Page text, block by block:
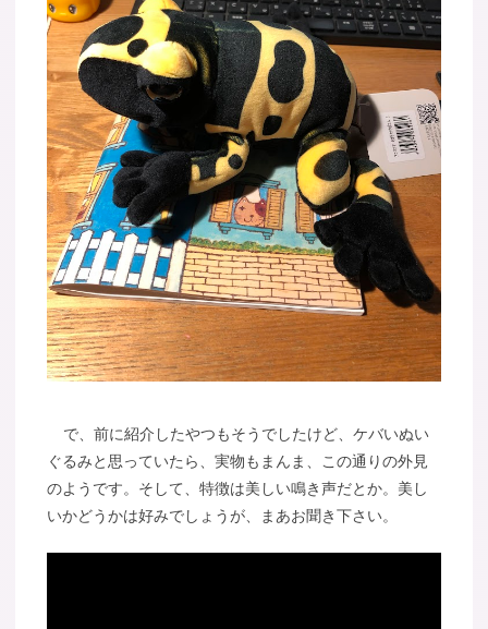
で、前に紹介したやつもそうでしたけど、ケバいぬい
ぐるみと思っていたら、実物もまんま、この通りの外見
のようです。そして、特徴は美しい鳴き声だとか。美し
いかどうかは好みでしょうが、まあお聞き下さい。